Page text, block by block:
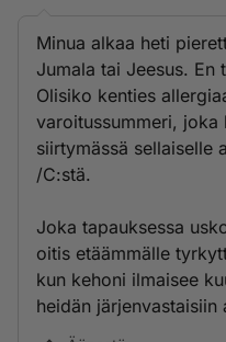
Minua alkaa heti
Jumala tai Jeesus. En
Olisiko kenties
varoitussummeri,
siirtymässä sellaiselle
/C:stä.
Joka tapauksessa
oitis etäämmälle
kun kehoni ilmaisee
heidän järjenvastaisiin